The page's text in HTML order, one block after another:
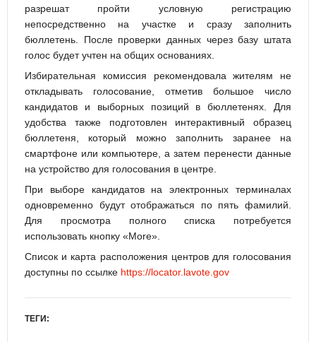
разрешат пройти условную регистрацию
непосредственно на участке и сразу заполнить
бюллетень. После проверки данных через базу штата
голос будет учтен на общих основаниях.
Избирательная комиссия рекомендовала жителям не
откладывать голосование, отметив большое число
кандидатов и выборных позиций в бюллетенях. Для
удобства также подготовлен интерактивный образец
бюллетеня, который можно заполнить заранее на
смартфоне или компьютере, а затем перенести данные
на устройство для голосования в центре.
При выборе кандидатов на электронных терминалах
одновременно будут отображаться по пять фамилий.
Для просмотра полного списка потребуется
использовать кнопку «More».
Список и карта расположения центров для голосования
доступны по ссылке https://locator.lavote.gov
ТЕГИ: